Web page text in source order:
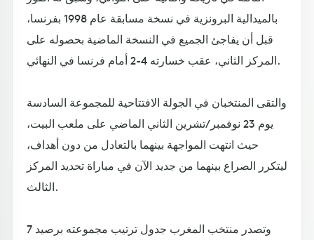
بالميدالية البرونزية في نسخة مسابقة عام 1998 بفرنسا،
قبل أن يفاجئ الجميع في النسخة الماضية بحصوله على
المركز الثاني، عقب خسارته 4-2 أمام فرنسا في النهائي.
والتقى المنتخبان في الجولة الافتتاحية للمجموعة السادسة
يوم 23 نوفمبر/تشرين الثاني الماضي على ملعب البيت،
حيث انتهت المواجهة بينهما بالتعادل من دون أهداف،
ليتكرر الصراع بينهما من جديد الآن في مباراة تحديد المركز
الثالث.
وتصدر منتخب المغرب جدول ترتيب مجموعته برصيد 7